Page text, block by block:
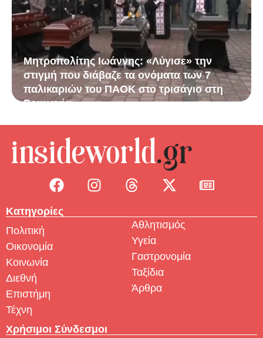
Μητροπολίτης Ιωάννης: «Λύγισε» την
στιγμή που διάβαζε τα ονόματα των 7
παλικαριών του ΠΑΟΚ στο τρισάγιο στη
Ρουμανία
Κατηγορίες
Πολιτική
Οικονομία
Κοινωνία
Διεθνή
Επιστήμη
Τέχνη
Αθλητισμός
Υγεία
Γαστρονομία
Ταξίδια
Άρθρα
Χρήσιμοι Σύνδεσμοι